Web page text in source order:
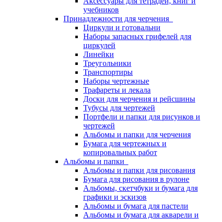
учебников
Принадлежности для черчения
Циркули и готовальни
Наборы запасных грифелей для
циркулей
Линейки
Треугольники
Транспортиры
Наборы чертежные
Трафареты и лекала
Доски для черчения и рейсшины
Тубусы для чертежей
Портфели и папки для рисунков и
чертежей
Альбомы и папки для черчения
Бумага для чертежных и
копировальных работ
Альбомы и папки
Альбомы и папки для рисования
Бумага для рисования в рулоне
Альбомы, скетчбуки и бумага для
графики и эскизов
Альбомы и бумага для пастели
Альбомы и бумага для акварели и